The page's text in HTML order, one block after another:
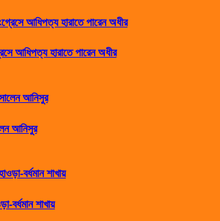
আধিপত্য হারাতে পারেন অধীর
আনিসুর
বর্ধমান শাখায়